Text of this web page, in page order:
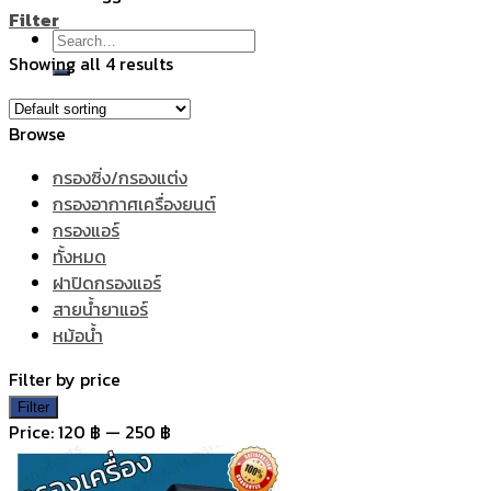
Search
for:
Filter
Showing all 4 results
Browse
กรองซิ่ง/กรองแต่ง
กรองอากาศเครื่องยนต์
กรองแอร์
ทั้งหมด
ฝาปิดกรองแอร์
สายน้ำยาแอร์
หม้อน้ำ
Filter by price
Min
price
Max
price
Filter
Price:120 ฿ — 250 ฿